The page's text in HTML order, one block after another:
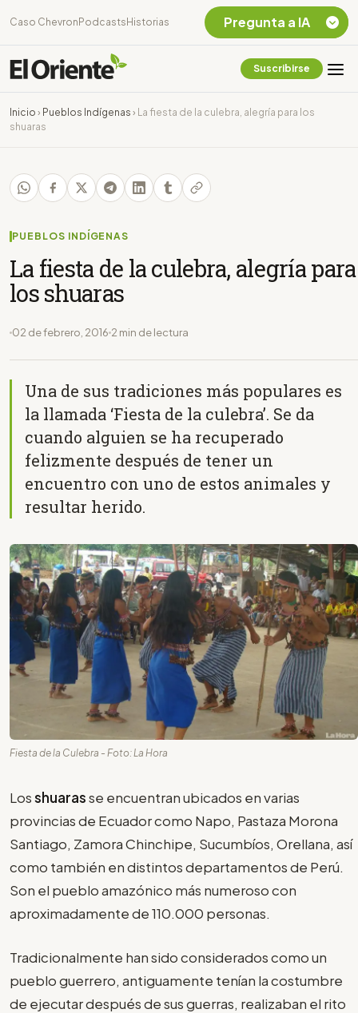
Caso Chevron Podcasts Historias
Suscribirse
Inicio › Pueblos Indígenas ›
La fiesta de la culebra, alegría para los
shuaras
PUEBLOS INDÍGENAS
La fiesta de la culebra, alegría para
los shuaras
02 de febrero, 2016 2 min de lectura
Una de sus tradiciones más populares es
la llamada ‘Fiesta de la culebra’. Se da
cuando alguien se ha recuperado
felizmente después de tener un
encuentro con uno de estos animales y
resultar herido.
Fiesta de la Culebra - Foto: La Hora
Losshuarasse encuentran ubicados en varias
provincias de Ecuador como Napo, Pastaza Morona
Santiago, Zamora Chinchipe, Sucumbíos, Orellana, así
como también en distintos departamentos de Perú.
Son el pueblo amazónico más numeroso con
aproximadamente de 110.000 personas.
Tradicionalmente han sido considerados como un
pueblo guerrero, antiguamente tenían la costumbre
de ejecutar después de sus guerras, realizaban el rito
Pregunta a IA
Chevron Ecuador